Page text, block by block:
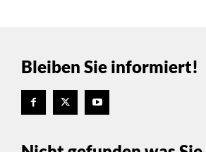
Bleiben Sie informiert!